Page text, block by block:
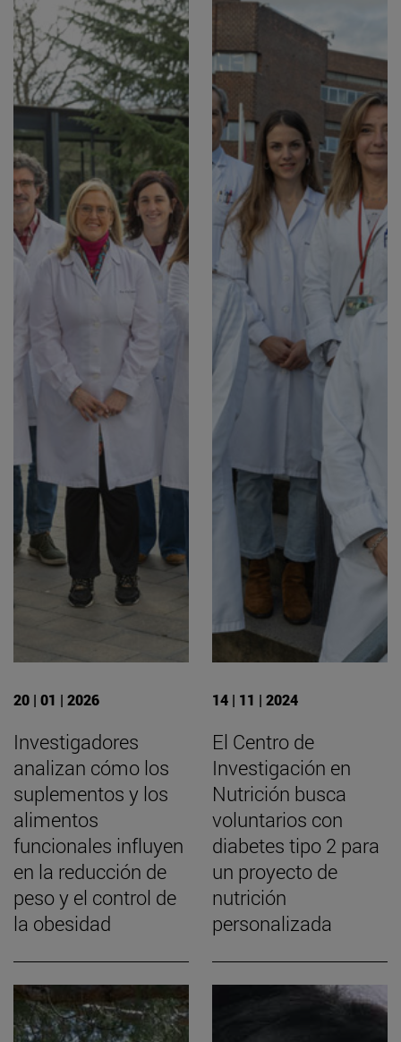
20 | 01 | 2026
Investigadores
analizan cómo los
suplementos y los
alimentos
funcionales influyen
en la reducción de
peso y el control de
la obesidad
14 | 11 | 2024
El Centro de
Investigación en
Nutrición busca
voluntarios con
diabetes tipo 2 para
un proyecto de
nutrición
personalizada